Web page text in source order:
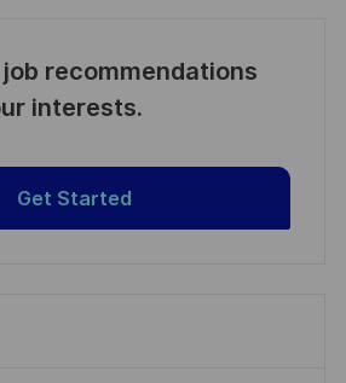
recommendations
interests.
Get Started